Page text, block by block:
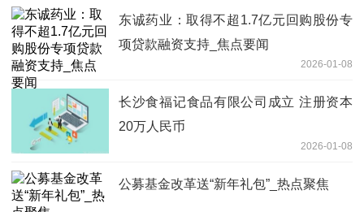
东诚药业：取得不超1.7亿元回购股份专
项贷款融资支持_焦点要闻
2026-01-08
长沙食福记食品有限公司成立 注册资本
20万人民币
2026-01-08
公募基金改革送“新年礼包”_热点聚焦